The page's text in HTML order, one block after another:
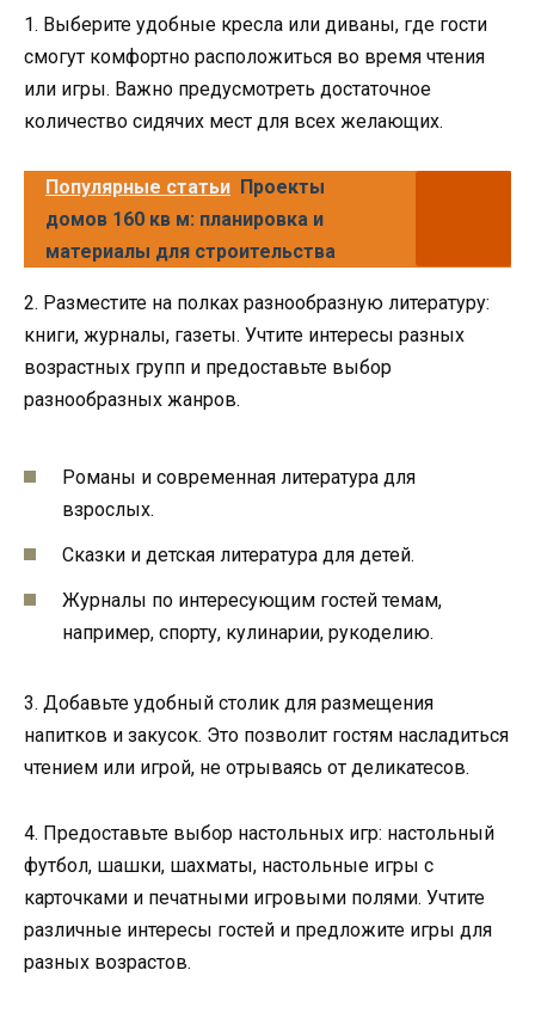
1. Выберите удобные кресла или диваны, где гости
смогут комфортно расположиться во время чтения
или игры. Важно предусмотреть достаточное
количество сидячих мест для всех желающих.
Популярные статьи Проекты
домов 160 кв м: планировка и
материалы для строительства
2. Разместите на полках разнообразную литературу:
книги, журналы, газеты. Учтите интересы разных
возрастных групп и предоставьте выбор
разнообразных жанров.
Романы и современная литература для
взрослых.
Сказки и детская литература для детей.
Журналы по интересующим гостей темам,
например, спорту, кулинарии, рукоделию.
3. Добавьте удобный столик для размещения
напитков и закусок. Это позволит гостям насладиться
чтением или игрой, не отрываясь от деликатесов.
4. Предоставьте выбор настольных игр: настольный
футбол, шашки, шахматы, настольные игры с
карточками и печатными игровыми полями. Учтите
различные интересы гостей и предложите игры для
разных возрастов.